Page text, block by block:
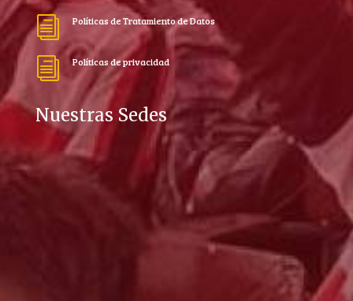
i Políticas de Tratamiento de Datos
i Políticas de privacidad
Nuestras Sedes